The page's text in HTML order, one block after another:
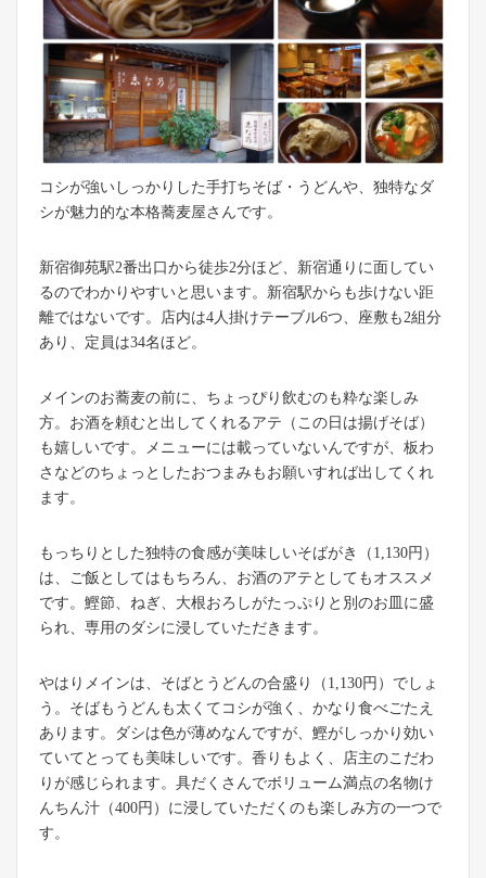
コシが強いしっかりした手打ちそば・うどんや、独特なダ
シが魅力的な本格蕎麦屋さんです。
新宿御苑駅2番出口から徒歩2分ほど、新宿通りに面してい
るのでわかりやすいと思います。新宿駅からも歩けない距
離ではないです。店内は4人掛けテーブル6つ、座敷も2組分
あり、定員は34名ほど。
メインのお蕎麦の前に、ちょっぴり飲むのも粋な楽しみ
方。お酒を頼むと出してくれるアテ（この日は揚げそば）
も嬉しいです。メニューには載っていないんですが、板わ
さなどのちょっとしたおつまみもお願いすれば出してくれ
ます。
もっちりとした独特の食感が美味しいそばがき（1,130円）
は、ご飯としてはもちろん、お酒のアテとしてもオススメ
です。鰹節、ねぎ、大根おろしがたっぷりと別のお皿に盛
られ、専用のダシに浸していただきます。
やはりメインは、そばとうどんの合盛り（1,130円）でしょ
う。そばもうどんも太くてコシが強く、かなり食べごたえ
あります。ダシは色が薄めなんですが、鰹がしっかり効い
ていてとっても美味しいです。香りもよく、店主のこだわ
りが感じられます。具だくさんでボリューム満点の名物け
んちん汁（400円）に浸していただくのも楽しみ方の一つで
す。